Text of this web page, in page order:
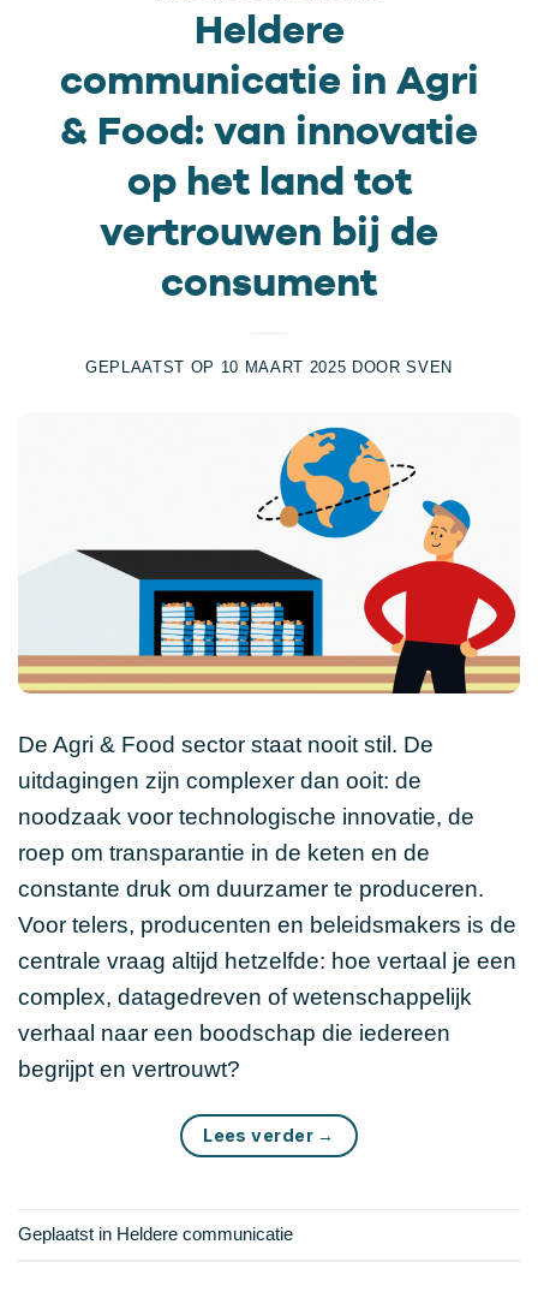
Heldere
communicatie in Agri
& Food: van innovatie
op het land tot
vertrouwen bij de
consument
GEPLAATST OP 10 MAART 2025 DOORSVEN
De Agri & Food sector staat nooit stil. De
uitdagingen zijn complexer dan ooit: de
noodzaak voor technologische innovatie, de
roep om transparantie in de keten en de
constante druk om duurzamer te produceren.
Voor telers, producenten en beleidsmakers is de
centrale vraag altijd hetzelfde: hoe vertaal je een
complex, datagedreven of wetenschappelijk
verhaal naar een boodschap die iedereen
begrijpt en vertrouwt?
Lees verder →
Geplaatst in Heldere communicatie